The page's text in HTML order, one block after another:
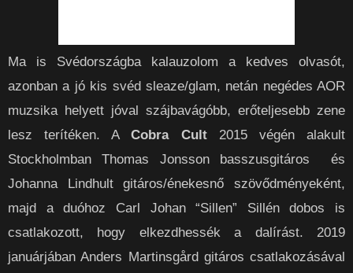
Ma is Svédországba kalauzolom a kedves olvasót,
azonban a jó kis svéd sleaze/glam, netán negédes AOR
muzsika helyett jóval szájbavágóbb, erőteljesebb zene
lesz terítéken. ACobra Cult2015 végén alakult
Stockholmban Thomas Jonsson basszusgitáros és
Johanna Lindhult gitáros/énekesnő szövődményeként,
majd a duóhoz Carl Johan “Sillen” Sillén dobos is
csatlakozott, hogy elkezdhessék a dalírást. 2019
januárjában Anders Martinsgård gitáros csatlakozásával